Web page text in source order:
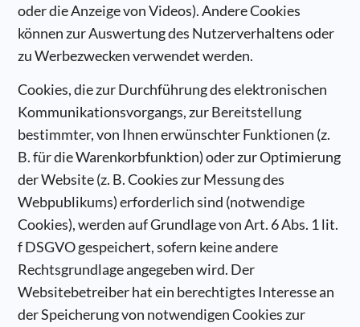
oder die Anzeige von Videos). Andere Cookies
können zur Auswertung des Nutzerverhaltens oder
zu Werbezwecken verwendet werden.
Cookies, die zur Durchführung des elektronischen
Kommunikationsvorgangs, zur Bereitstellung
bestimmter, von Ihnen erwünschter Funktionen (z.
B. für die Warenkorbfunktion) oder zur Optimierung
der Website (z. B. Cookies zur Messung des
Webpublikums) erforderlich sind (notwendige
Cookies), werden auf Grundlage von Art. 6 Abs. 1 lit.
f DSGVO gespeichert, sofern keine andere
Rechtsgrundlage angegeben wird. Der
Websitebetreiber hat ein berechtigtes Interesse an
der Speicherung von notwendigen Cookies zur